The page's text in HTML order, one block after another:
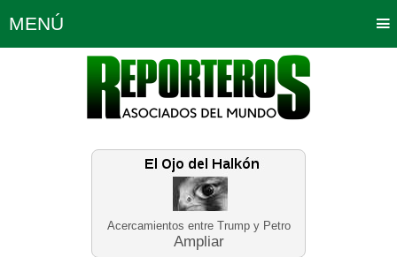
Acercamientos entre Trump y Petro
Ampliar
MENÚ
Política Opinión Bogotá
Planeta Tierra Deportes
Educación Neira